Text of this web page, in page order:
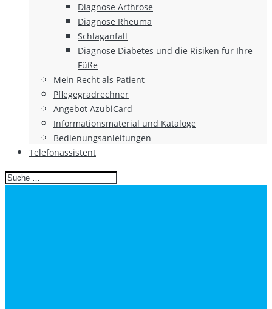
Diagnose Arthrose
Diagnose Rheuma
Schlaganfall
Diagnose Diabetes und die Risiken für Ihre
Füße
Mein Recht als Patient
Pflegegradrechner
Angebot AzubiCard
Informationsmaterial und Kataloge
Bedienungsanleitungen
Telefonassistent
Search